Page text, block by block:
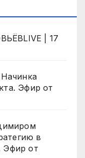
| 17
Эфир от
в
Эфир от